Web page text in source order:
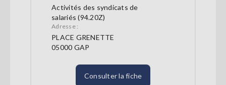
Activités des syndicats de
salariés (94.20Z)
Adresse :
PLACE GRENETTE
05000 GAP
Consulter la fiche